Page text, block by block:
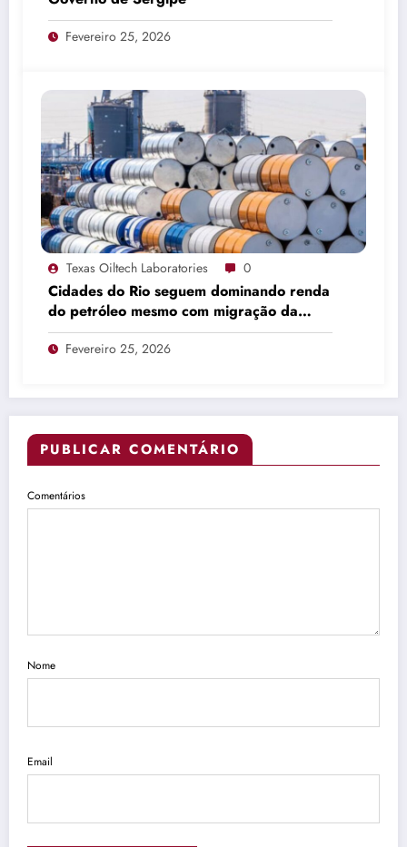
Fevereiro 25, 2026
Texas Oiltech Laboratories 0
Cidades do Rio seguem dominando renda
do petróleo mesmo com migração da
produção
Fevereiro 25, 2026
PUBLICAR COMENTÁRIO
Comentários
Nome
Email